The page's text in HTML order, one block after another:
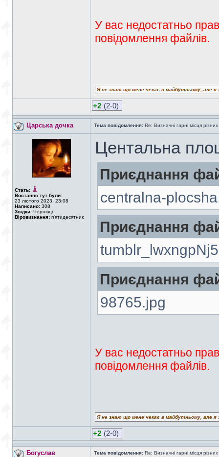
У вас недостатньо
повідомлення файлів.
Я не знаю що мене чекає в майбутньому, але
+2 (2-0)
Царська дочка Тема повідомлення: Re: Визначні гарні місця
Стать:
Востаннє тут були:
23 лютого 2023, 23:08
Написано: 308
Звідки: Чернівці
Віровизнання: п'ятидесятник
Центальна
Приєднання
centralna-
Приєднання
Приєднання
98765.jpg
У вас недостатньо
повідомлення файлів.
Я не знаю що мене чекає в майбутньому, але
+2 (2-0)
Богуслав Тема повідомлення: Re: Визначні гарні місця